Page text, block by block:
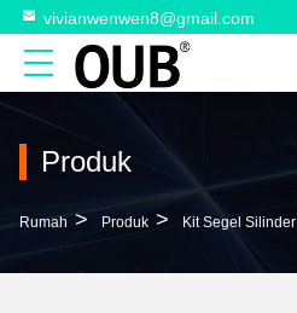
vivianwenwen8@gmail.com
Produk
Rumah > Produk > Kit Segel Silinder